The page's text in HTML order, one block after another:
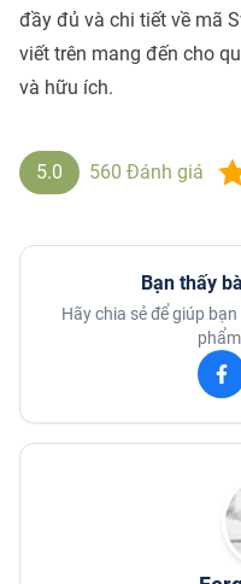
đầy đủ và chi tiết về mã
viết trên mang đến cho
và hữu ích.
5.0 560 Đánh giá
Bạn thấy
Hãy chia sẻ để giúp